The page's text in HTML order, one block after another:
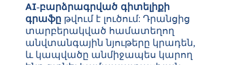
AI‑բարձրագրված գիտելիքի
գրաֆը թվում է լուծում: Դրանցից
տարբերակված համատեղող
անվտանգային նյութերը կրադեն,
և կապվածը անմիջապես կարող